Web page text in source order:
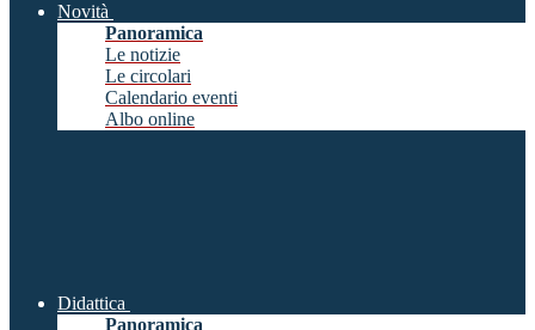
Novità
Panoramica
Le notizie
Le circolari
Calendario eventi
Albo online
Didattica
Panoramica